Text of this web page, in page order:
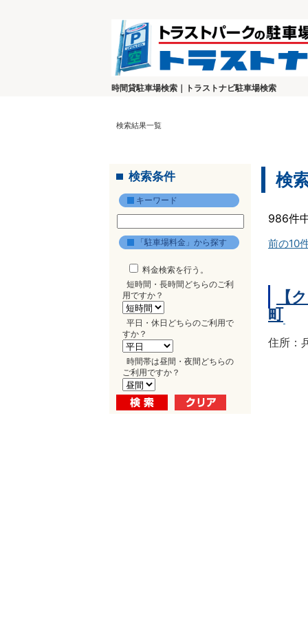
時間貸駐車場検索｜トラストナビ駐車場検索
検索結果一覧
検索条件
キーワード
「駐車場料金」から探す
料金検索を行う。
短時間・長時間どちらのご利
用ですか？
平日・休日どちらのご利用で
すか？
時間帯は昼間・夜間どちらの
ご利用ですか？
検
986件
前の10
【
町
住所：